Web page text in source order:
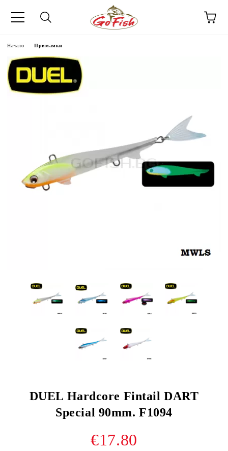
Начало Примамки
DUEL Hardcore Fintail DART
Special 90mm. F1094
€17.80